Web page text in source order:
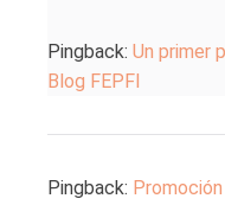
Pingback: Un primer
Blog FEPFI
Pingback: